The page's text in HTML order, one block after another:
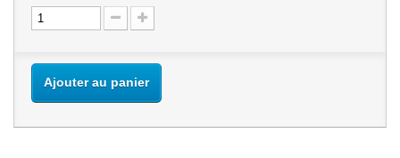
Ajouter au panier